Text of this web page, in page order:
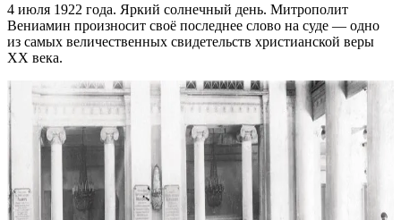
4 июля 1922 года. Яркий солнечный день. Митрополит
Вениамин произносит своё последнее слово на суде — одно
из самых величественных свидетельств христианской веры
XX века.